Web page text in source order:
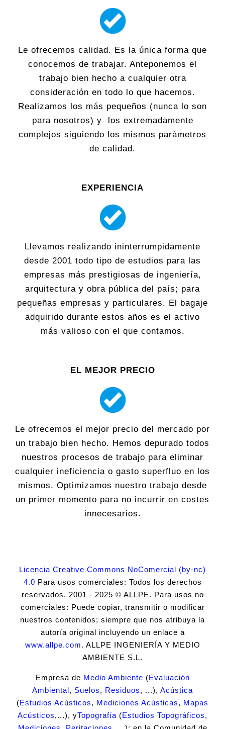
Le ofrecemos calidad. Es la única forma que
conocemos de trabajar. Anteponemos el
trabajo bien hecho a cualquier otra
consideración en todo lo que hacemos.
Realizamos los más pequeños (nunca lo son
para nosotros) y los extremadamente
complejos siguiendo los mismos parámetros
de calidad.
EXPERIENCIA
Llevamos realizando ininterrumpidamente
desde 2001 todo tipo de estudios para las
empresas más prestigiosas de ingeniería,
arquitectura y obra pública del país; para
pequeñas empresas y particulares. El bagaje
adquirido durante estos años es el activo
más valioso con el que contamos.
EL MEJOR PRECIO
Le ofrecemos el mejor precio del mercado por
un trabajo bien hecho. Hemos depurado todos
nuestros procesos de trabajo para eliminar
cualquier ineficiencia o gasto superfluo en los
mismos. Optimizamos nuestro trabajo desde
un primer momento para no incurrir en costes
innecesarios.
Licencia Creative Commons NoComercial (by-nc)
4.0 Para usos comerciales: Todos los derechos
reservados. 2001 - 2025 © ALLPE. Para usos no
comerciales: Puede copiar, transmitir o modificar
nuestros contenidos; siempre que nos atribuya la
autoría original incluyendo un enlace a
www.allpe.com. ALLPE INGENIERÍA Y MEDIO
AMBIENTE S.L.
Empresa de Medio Ambiente (Evaluación
Ambiental, Suelos, Residuos, ...), Acústica
(Estudios Acústicos, Mediciones Acústicas, Mapas
Acústicos,...), yTopografía (Estudios Topográficos,